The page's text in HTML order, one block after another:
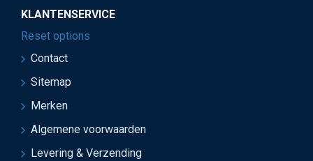
KLANTENSERVICE
Reset options
Contact
Sitemap
Merken
Algemene voorwaarden
Levering & Verzending